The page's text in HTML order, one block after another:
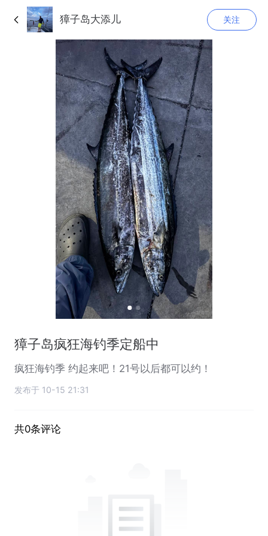
獐子岛大添儿 关注
獐子岛疯狂海钓季定船中
疯狂海钓季 约起来吧！21号以后都可以约！
发布于 10-15 21:31
共0条评论